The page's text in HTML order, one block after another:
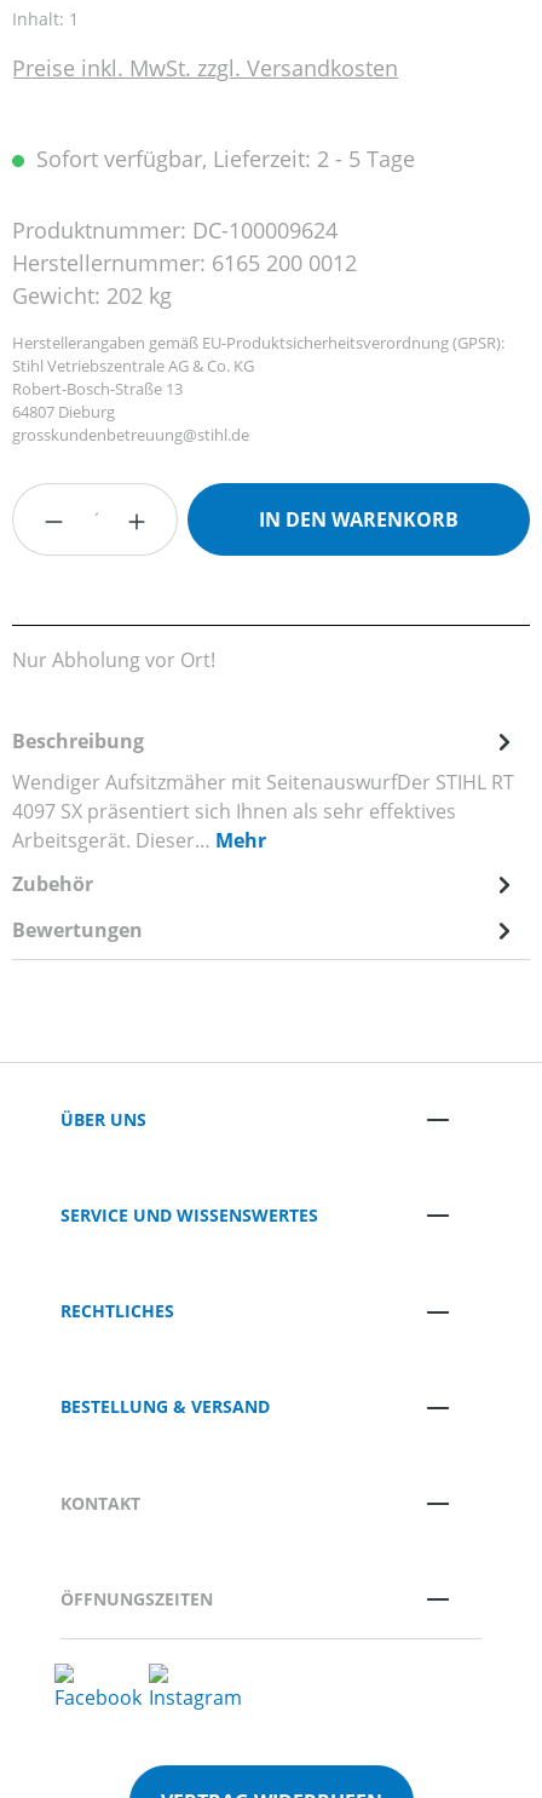
Inhalt: 1
Preise inkl. MwSt. zzgl. Versandkosten
Sofort verfügbar, Lieferzeit: 2 - 5 Tage
Produktnummer: DC-100009624
Herstellernummer: 6165 200 0012
Gewicht: 202 kg
Herstellerangaben gemäß EU-Produktsicherheitsverordnung (GPSR):
Stihl Vetriebszentrale AG & Co. KG
Robert-Bosch-Straße 13
64807 Dieburg
grosskundenbetreuung@stihl.de
Produkt Anzahl: Gib den gewünschten
IN DEN WARENKORB
Nur Abholung vor Ort!
Beschreibung
Wendiger Aufsitzmäher mit SeitenauswurfDer STIHL RT
4097 SX präsentiert sich Ihnen als sehr effektives
Arbeitsgerät. Dieser… Mehr
Zubehör
Bewertungen
ÜBER UNS
SERVICE UND WISSENSWERTES
RECHTLICHES
BESTELLUNG & VERSAND
KONTAKT
ÖFFNUNGSZEITEN